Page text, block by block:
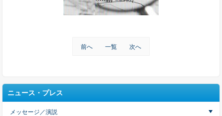
前へ 一覧 次へ
ニュース・プレス
メッセージ／演説